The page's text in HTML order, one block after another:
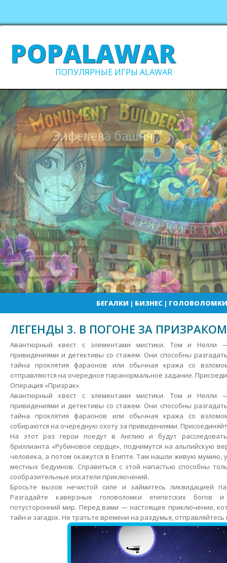
POPALAWAR
ПОПУЛЯРНЫЕ ИГРЫ ALAWAR
БЕГАЛКИ | БИЗНЕС| ГОЛОВОЛОМКИ
ЛЕГЕНДЫ 3. В ПОГОНЕ ЗА ПРИЗРАКОМ
Авантюрный квест с элементами мистики. Том и Нелли
привидениями и детективы со стажем. Они способны
тайна проклятия фараонов или обычная кража со
отправляются на очередное паранормальное задание.
Операция «Призрак»
Авантюрный квест с элементами мистики. Том и Нелли
привидениями и детективы со стажем. Они способны
тайна проклятия фараонов или обычная кража со
собираются на очередную охоту за привидениями.
На этот раз герои поедут в Англию и будут
бриллианта «Рубиновое сердце», поднимутся на альпийскую
человека, а потом окажутся в Египте. Там нашли живую мумию,
местных бедуинов. Справиться с этой напастью способны
сообразительные искатели приключений.
Бросьте вызов нечистой силе и займитесь ликвидацией
Разгадайте каверзные головоломки египетских
потусторонний мир. Перед вами — настоящее приключение,
тайн и загадок. Не тратьте времени на раздумья, отправляйтесь